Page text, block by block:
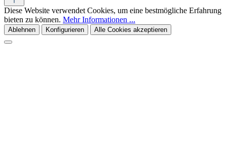
Diese Website verwendet Cookies, um eine bestmögliche Erfahrung
bieten zu können. Mehr Informationen ...
Ablehnen Konfigurieren Alle Cookies akzeptieren